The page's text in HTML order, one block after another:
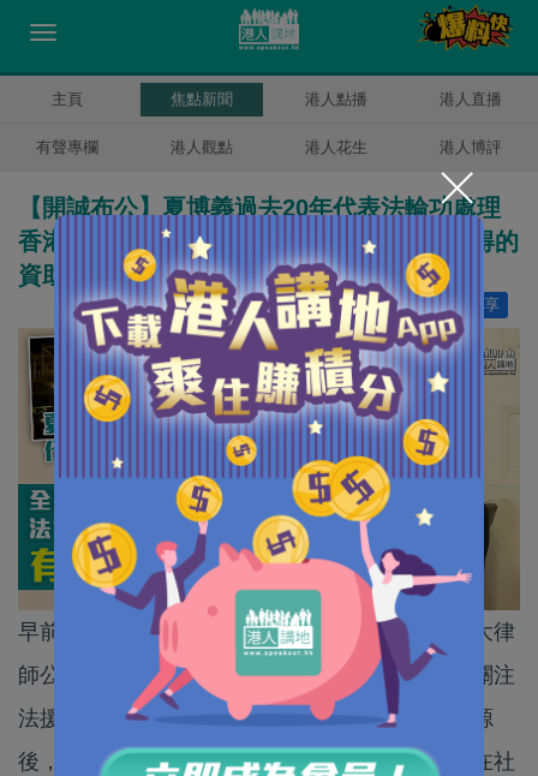
主頁 焦點新聞 港人點播 港人直播
有聲專欄 港人觀點 港人花生 港人博評
【開誠布公】夏博義過去20年代表法輪功處理
香港6案件 梁振英要求法援署交代法輪功獲得的
資助總額：有多少進了夏博義口袋？
分享
讚好 179
早前「爆眼女」及法輪功學員獲法援資助，聘用大律
師公會主席、資深大律師夏博義代表興訟，社會關注
法援制度是否遭濫用。繼質疑法輪功案律師費來源
後，全國政協副主席，前行政長官梁振英今晚再在社